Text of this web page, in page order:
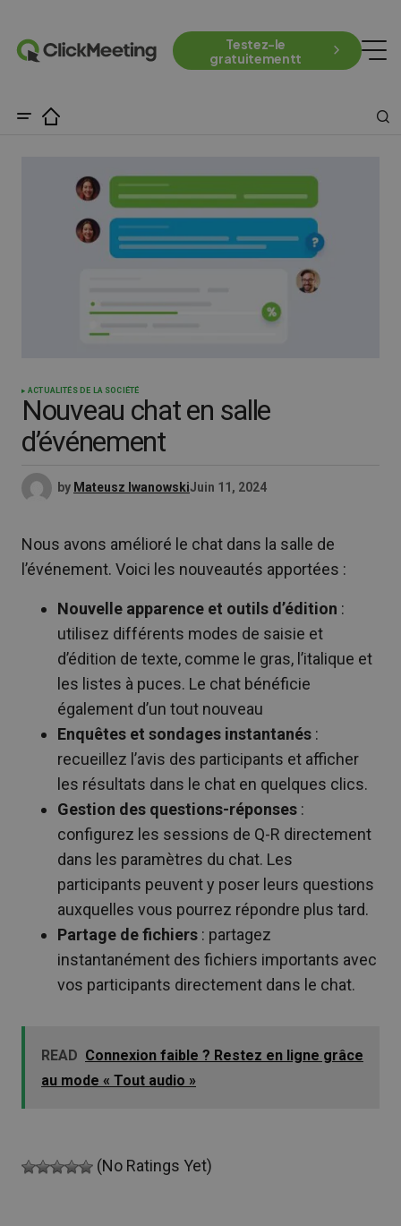
Testez-le
gratuitementt
ACTUALITÉS DE LA SOCIÉTÉ
Nouveau chat en salle
d’événement
by Mateusz IwanowskiJuin 11, 2024
Nous avons amélioré le chat dans la salle de
l’événement. Voici les nouveautés apportées :
Nouvelle apparence et outils d’édition :
utilisez différents modes de saisie et
d’édition de texte, comme le gras, l’italique et
les listes à puces. Le chat bénéficie
également d’un tout nouveau
Enquêtes et sondages instantanés :
recueillez l’avis des participants et afficher
les résultats dans le chat en quelques clics.
Gestion des questions-réponses :
configurez les sessions de Q-R directement
dans les paramètres du chat. Les
participants peuvent y poser leurs questions
auxquelles vous pourrez répondre plus tard.
Partage de fichiers : partagez
instantanément des fichiers importants avec
vos participants directement dans le chat.
READ Connexion faible ? Restez en ligne grâce
au mode « Tout audio »
(No Ratings Yet)